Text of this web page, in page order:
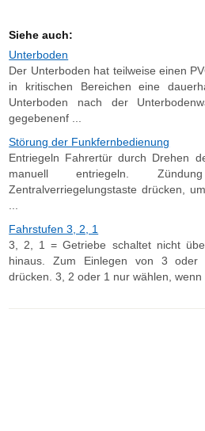
Siehe auch:
Unterboden
Der Unterboden hat teilweise einen
in kritischen Bereichen eine
Unterboden nach der
gegebenenf ...
Störung der Funkfernbedienung
Entriegeln Fahrertür durch Drehen
manuell entriegeln.
Zentralverriegelungstaste drücken,
Fahrstufen 3, 2, 1
3, 2, 1 = Getriebe schaltet nicht
hinaus. Zum Einlegen von 3 oder
drücken. 3, 2 oder 1 nur wählen, wenn